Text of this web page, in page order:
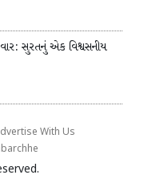
સુરતનું એક વિશ્વસનીય
With Us